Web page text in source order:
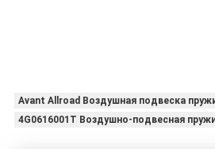
Avant Allroad Воздушная подвеска
4G0616001T Воздушно-подвесная